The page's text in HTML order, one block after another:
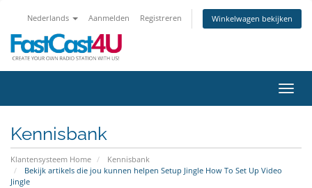
Nederlands Aanmelden Registreren Winkelwagen bekijken
Kennisbank
Klantensysteem Home
Kennisbank
Bekijk artikels die jou kunnen helpen Setup Jingle How To Set Up Video
Jingle